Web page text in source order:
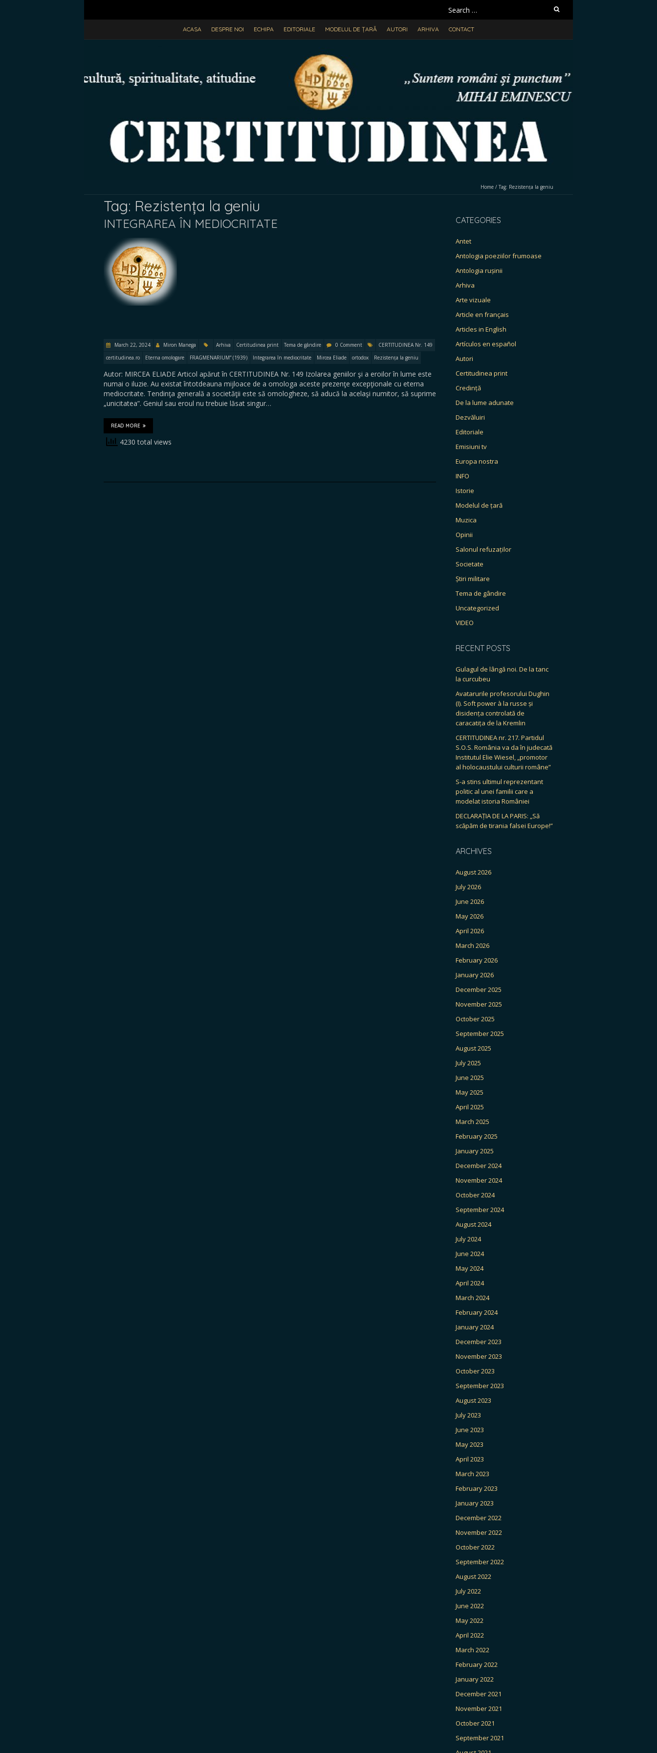
Search
for:
ACASA DESPRE NOI ECHIPA EDITORIALE MODELUL DE ȚARĂ AUTORI ARHIVA CONTACT
Home / Tag: Rezistența la geniu
Tag: Rezistența la geniu
INTEGRAREA ÎN MEDIOCRITATE
March 22, 2024 Miron Manega Arhiva Certitudinea print Tema de gândire 0 Comment
CERTITUDINEA Nr. 149
certitudinea.ro
Eterna omologare FRAGMENARIUM” (1939) Integrarea în mediocritate Mircea Eliade ortodox Rezistența la geniu
Autor: MIRCEA ELIADE Articol apărut în CERTITUDINEA Nr. 149 Izolarea geniilor şi a eroilor în lume este
numai o iluzie. Au existat întotdeauna mijloace de a omologa aceste prezenţe excepţionale cu eterna
mediocritate. Tendinţa generală a societăţii este să omologheze, să aducă la acelaşi numitor, să suprime
„unicitatea”. Geniul sau eroul nu trebuie lăsat singur…
READ MORE
4230 total views
CATEGORIES
Antet
Antologia poeziilor frumoase
Antologia rușinii
Arhiva
Arte vizuale
Article en français
Articles in English
Artículos en español
Autori
Certitudinea print
Credință
De la lume adunate
Dezvăluiri
Editoriale
Emisiuni tv
Europa nostra
INFO
Istorie
Modelul de țară
Muzica
Opinii
Salonul refuzaților
Societate
Știri militare
Tema de gândire
Uncategorized
VIDEO
RECENT POSTS
Gulagul de lângă noi. De la tanc
la curcubeu
Avatarurile profesorului Dughin
(I). Soft power à la russe și
disidența controlată de
caracatița de la Kremlin
CERTITUDINEA nr. 217. Partidul
S.O.S. România va da în judecată
Institutul Elie Wiesel, „promotor
al holocaustului culturii române”
S-a stins ultimul reprezentant
politic al unei familii care a
modelat istoria României
DECLARAȚIA DE LA PARIS: „Să
scăpăm de tirania falsei Europe!”
ARCHIVES
August 2026
July 2026
June 2026
May 2026
April 2026
March 2026
February 2026
January 2026
December 2025
November 2025
October 2025
September 2025
August 2025
July 2025
June 2025
May 2025
April 2025
March 2025
February 2025
January 2025
December 2024
November 2024
October 2024
September 2024
August 2024
July 2024
June 2024
May 2024
April 2024
March 2024
February 2024
January 2024
December 2023
November 2023
October 2023
September 2023
August 2023
July 2023
June 2023
May 2023
April 2023
March 2023
February 2023
January 2023
December 2022
November 2022
October 2022
September 2022
August 2022
July 2022
June 2022
May 2022
April 2022
March 2022
February 2022
January 2022
December 2021
November 2021
October 2021
September 2021